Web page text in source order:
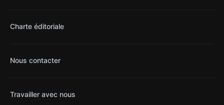
Charte éditoriale
Nous contacter
Travailler avec nous